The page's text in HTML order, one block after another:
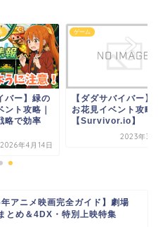
バー】緑の
ト攻略｜
略で効率
2026年4月14日
ゲーム
【ダダサバイバー】
お花見イベント攻略
【Survivor.io】
2023年3
年アニメ映画完全ガイド】劇場
とめ＆4DX・特別上映特集